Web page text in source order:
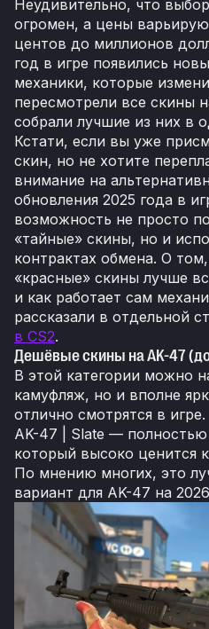
Неудивительно, что
огромен, а цены
центов до миллионов
год в игре появились
механики, которые
пересмотрели все скины
собрали лучшие из них в
Кстати, если вы уже
скин, но не хотите
внимание на
обновления 2025 года в
возможность не просто
«тайные» скины, но и
контрактах обмена. О
«красные» скины лучше
и как работает сам
рассказали в отдельной
в CS2.
Дешёвые скины на AK-47
В этой категории можно
камуфляж, но и вполне
отлично смотрятся в игре.
AK-47 | Slate —
который высоко ценится
По мнению многих, это
вариант для AK-47 на